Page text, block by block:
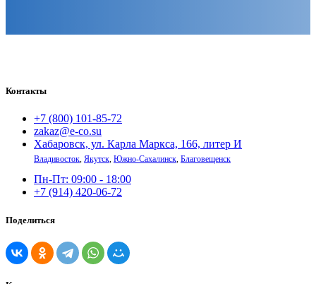
Контакты
+7 (800) 101-85-72
zakaz@e-co.su
Хабаровск, ул. Карла Маркса, 166, литер И
Владивосток, Якутск, Южно-Сахалинск, Благовещенск
Пн-Пт: 09:00 - 18:00
+7 (914) 420-06-72
Поделиться